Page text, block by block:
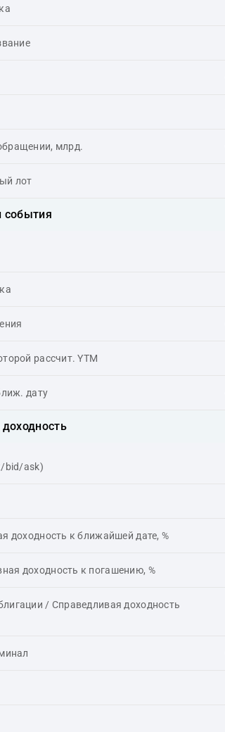
млрд.
лот
события
рассчит. YTM
дату
bid/ask)
доходность к ближайшей дате, %
доходность к погашению, %
/ Справедливая доходность